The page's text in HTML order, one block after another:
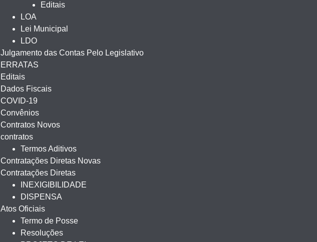
Editais
LOA
Lei Municipal
LDO
Julgamento das Contas Pelo Legislativo
ERRATAS
Editais
Dados Fiscais
COVID-19
Convênios
Contratos Novos
contratos
Termos Aditivos
Contratações Diretas Novas
Contratações Diretas
INEXIGIBILIDADE
DISPENSA
Atos Oficiais
Termo de Posse
Resoluções